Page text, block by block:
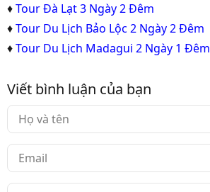
♦Tour Đà Lạt 3 Ngày 2 Đêm
♦Tour Du Lịch Bảo Lộc 2 Ngày 2 Đêm
♦Tour Du Lịch Madagui 2 Ngày 1 Đêm
Viết bình luận của bạn